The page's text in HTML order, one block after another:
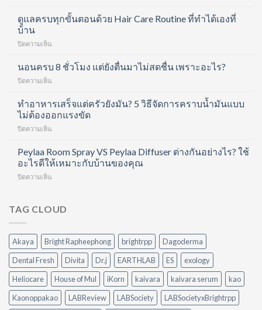
Collagen
คอ
ลา
ช็อต
ข้อ
และ
หนึ่ง
เดียว
ดูแลครบทุกขั้นตอนด้วย Hair Care Routine ที่ทำได้เองที่
บ้าน
ปิดความเห็น
ครบ
ทุก
ขั้น
ด้วย
Hair
Routine
ทำได้
เอง
นอนครบ 8 ชั่วโมง แต่ยังตื่นมาไม่สดชื่น เพราะอะไร?
ปิดความเห็น
8
ชั่วโมง
แต่
ตื่น
มา
สดชื่น
ทำอาหารเสร็จแต่ครัวยังมัน? 5 วิธีจัดการคราบน้ำมันแบบ
ไม่ต้องออกแรงขัด
ปิดความเห็น
เสร็จ
แต่
ครัว
5
คราบ
น้ำมัน
แบบ
ไม่
ต้อง
ออกแรง
ขัด
Peylaa Room Spray VS Peylaa Diffuser ต่างกันอย่างไร? ใช้
อะไรดีให้เหมาะกับบ้านของคุณ
ปิดความเห็น
Spray
Diffuser
ต่าง
กัน
อย่างไร?
ใช้
อะไร
ดี
ให้
TAG CLOUD
Akaya Bright Rapheephong brightrpp
Dagoderma
Dental Fresh
Divita Dr.j EARTHLAB ES
exology
Heliocare
House of Mul iKorn kaivara kaivara serum
kao
Kaonoppakao
LABReview LABSociety
LABSocietyxBrightrpp